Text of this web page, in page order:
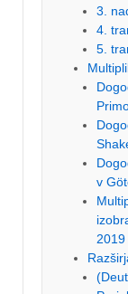
3.
4.
5.
v
2019